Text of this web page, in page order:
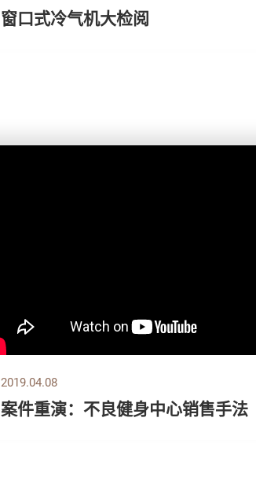
窗口式冷气机大检阅
2019.04.08
案件重演：不良健身中心销售手法